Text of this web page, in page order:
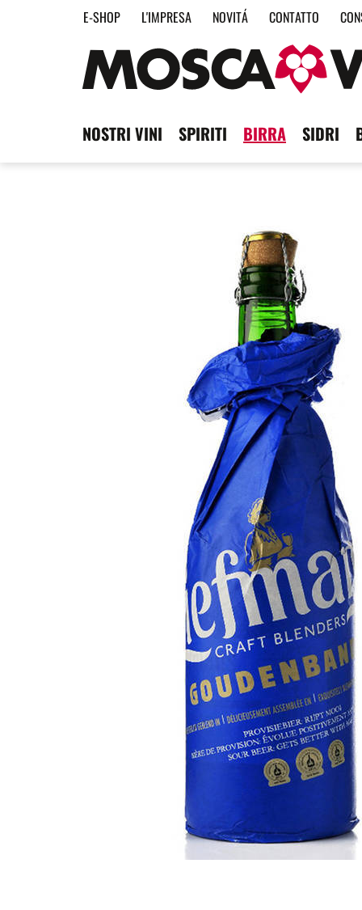
E-SHOP L'IMPRESA NOVITÁ CONTATTO
NOSTRI VINI SPIRITI BIRRA SIDRI